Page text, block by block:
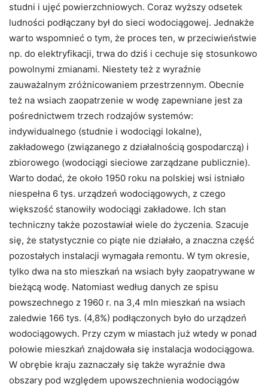
studni i ujęć powierzchniowych. Coraz wyższy odsetek
ludności podłączany był do sieci wodociągowej. Jednakże
warto wspomnieć o tym, że proces ten, w przeciwieństwie
np. do elektryfikacji, trwa do dziś i cechuje się stosunkowo
powolnymi zmianami. Niestety też z wyraźnie
zauważalnym zróżnicowaniem przestrzennym. Obecnie
też na wsiach zaopatrzenie w wodę zapewniane jest za
pośrednictwem trzech rodzajów systemów:
indywidualnego (studnie i wodociągi lokalne),
zakładowego (związanego z działalnością gospodarczą) i
zbiorowego (wodociągi sieciowe zarządzane publicznie).
Warto dodać, że około 1950 roku na polskiej wsi istniało
niespełna 6 tys. urządzeń wodociągowych, z czego
większość stanowiły wodociągi zakładowe. Ich stan
techniczny także pozostawiał wiele do życzenia. Szacuje
się, że statystycznie co piąte nie działało, a znaczna część
pozostałych instalacji wymagała remontu. W tym okresie,
tylko dwa na sto mieszkań na wsiach były zaopatrywane w
bieżącą wodę. Natomiast według danych ze spisu
powszechnego z 1960 r. na 3,4 mln mieszkań na wsiach
zaledwie 166 tys. (4,8%) podłączonych było do urządzeń
wodociągowych. Przy czym w miastach już wtedy w ponad
połowie mieszkań znajdowała się instalacja wodociągowa.
W obrębie kraju zaznaczały się także wyraźnie dwa
obszary pod względem upowszechnienia wodociągów